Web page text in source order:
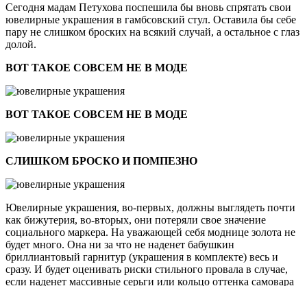
Сегодня мадам Петухова поспешила бы вновь спрятать свои
ювелирные украшения в гамбсовский стул. Оставила бы себе
пару не слишком броских на всякий случай, а остальное с глаз
долой.
ВОТ ТАКОЕ СОВСЕМ НЕ В МОДЕ
ВОТ ТАКОЕ СОВСЕМ НЕ В МОДЕ
СЛИШКОМ БРОСКО И ПОМПЕЗНО
Ювелирные украшения, во-первых, должны выглядеть почти
как бижутерия, во-вторых, они потеряли свое значение
социального маркера. На уважающей себя моднице золота не
будет много. Она ни за что не наденет бабушкин
бриллиантовый гарнитур (украшения в комплекте) весь и
сразу. И будет оценивать риски стильного провала в случае,
если наденет массивные серьги или кольцо оттенка самовара